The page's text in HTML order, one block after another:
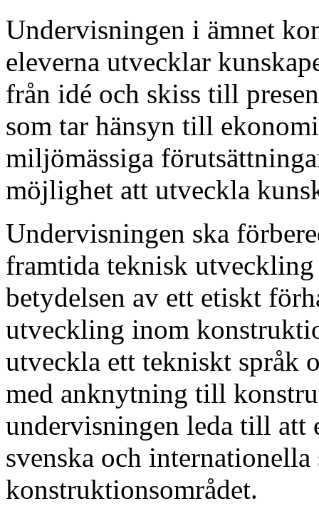
Undervisningen i ämnet
eleverna utvecklar
från idé och skiss till
som tar hänsyn till
miljömässiga
möjlighet att utveckla
Undervisningen ska
framtida teknisk
betydelsen av ett etiskt
utveckling inom
utveckla ett tekniskt språk
med anknytning till
undervisningen leda till att
svenska och
konstruktionsområdet.